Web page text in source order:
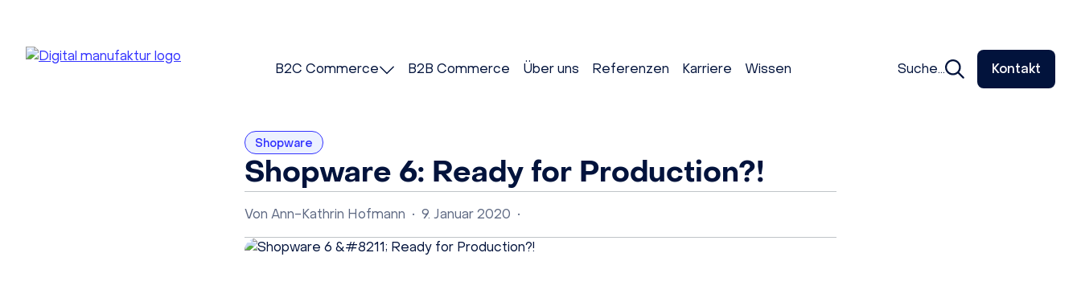
B2C Commerce B2B Commerce Über uns Referenzen Karriere Wissen Suche... Kontakt
Shopware
Shopware 6: Ready for Production?!
Von Ann-Kathrin Hofmann • 9. Januar 2020 •